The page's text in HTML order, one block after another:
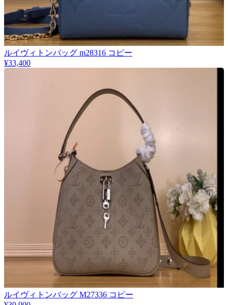
ルイヴィトンバッグ m28316 コピー
¥33,400
ルイヴィトンバッグ M27336 コピー